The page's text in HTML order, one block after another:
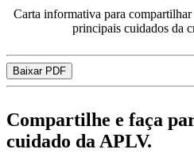
Carta informativa para
principais cuidados da
Baixar PDF
Compartilhe e faça
cuidado da APLV.